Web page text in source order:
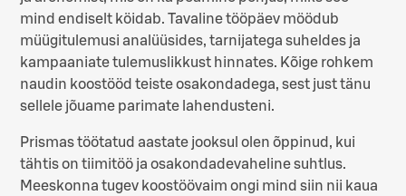
mind endiselt köidab. Tavaline tööpäev möödub
müügitulemusi analüüsides, tarnijatega suheldes ja
kampaaniate tulemuslikkust hinnates. Kõige rohkem
naudin koostööd teiste osakondadega, sest just tänu
sellele jõuame parimate lahendusteni.
Prismas töötatud aastate jooksul olen õppinud, kui
tähtis on tiimitöö ja osakondadevaheline suhtlus.
Meeskonna tugev koostöövaim ongi mind siin nii kaua